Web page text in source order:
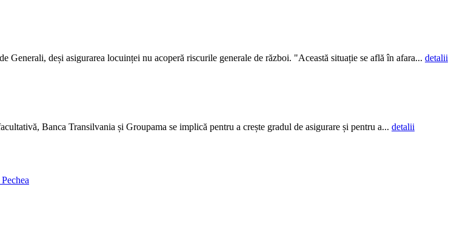
deși asigurarea locuinței nu acoperă riscurile generale de război. "Această situație se află în afara... detalii
Banca Transilvania și Groupama se implică pentru a crește gradul de asigurare și pentru a... detalii